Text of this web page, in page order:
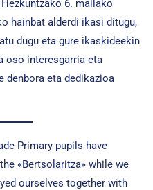
6. mailako
hainbat alderdi ikasi ditugu,
dugu eta gure ikaskideekin
oso interesgarria eta
denbora eta dedikazioa
Primary pupils have
«Bertsolaritza» while we
ourselves together with